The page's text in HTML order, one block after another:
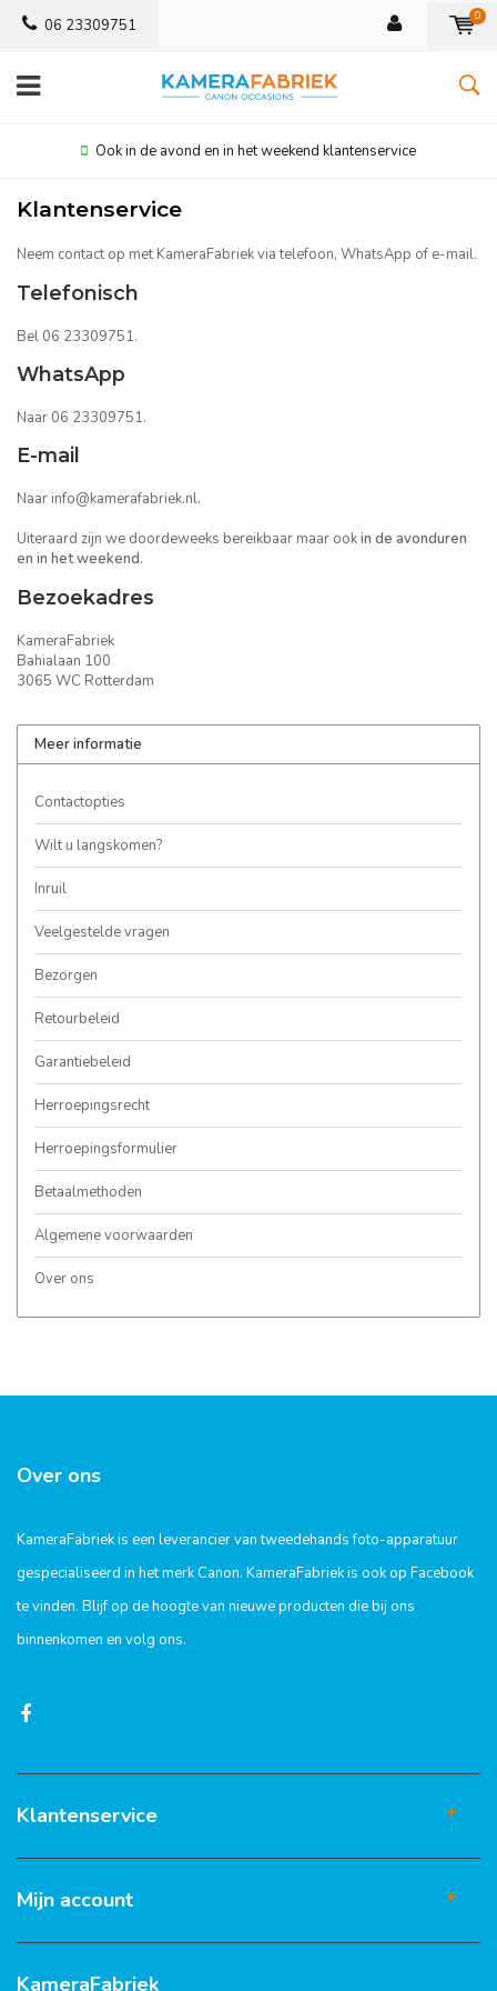
06 23309751 0
Ook in de avond en in het weekend klantenservice
Klantenservice
Neem contact op met KameraFabriek via telefoon, WhatsApp of e-mail.
Telefonisch
Bel 06 23309751.
WhatsApp
Naar 06 23309751.
E-mail
Naar info@kamerafabriek.nl.
Uiteraard zijn we doordeweeks bereikbaar maar ookin de avonduren
en in het weekend.
Bezoekadres
KameraFabriek
Bahialaan 100
3065 WC Rotterdam
Meer informatie
Contactopties
Wilt u langskomen?
Inruil
Veelgestelde vragen
Bezorgen
Retourbeleid
Garantiebeleid
Herroepingsrecht
Herroepingsformulier
Betaalmethoden
Algemene voorwaarden
Over ons
Over ons
KameraFabriek is een leverancier van tweedehands foto-apparatuur
gespecialiseerd in het merk Canon. KameraFabriek is ook op Facebook
te vinden. Blijf op de hoogte van nieuwe producten die bij ons
binnenkomen en volg ons.
Klantenservice
Mijn account
KameraFabriek